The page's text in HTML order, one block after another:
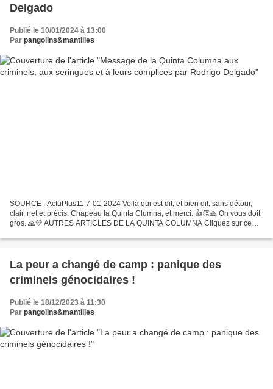
Delgado
Publié le 10/01/2024 à 13:00
Par pangolins&mantilles
SOURCE : ActuPlus11 7-01-2024 Voilà qui est dit, et bien dit, sans détour,
clair, net et précis. Chapeau la Quinta Clumna, et merci. 👍👏🙏 On vous doit
gros. 🙏💛 AUTRES ARTICLES DE LA QUINTA COLUMNA Cliquez sur ce
___________________________________________________________.
La peur a changé de camp : panique des
criminels génocidaires !
Publié le 18/12/2023 à 11:30
Par pangolins&mantilles